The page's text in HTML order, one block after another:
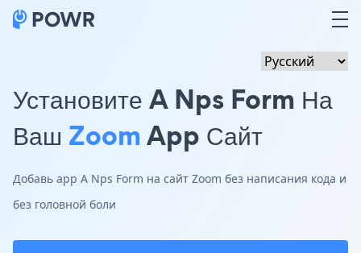
Установите A Nps Form На
Ваш ZoomApp Сайт
Добавь app A Nps Form на сайт Zoom без написания кода и
без головной боли